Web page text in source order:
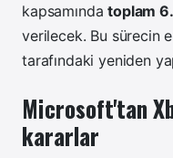
kapsamındatoplam
verilecek. Bu sürecin
tarafındaki yeniden
Microsoft'tan
kararlar